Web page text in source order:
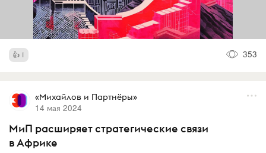
1 353
«Михайлов и Партнёры»
14 мая 2024
МиП расширяет стратегические связи
в Африке